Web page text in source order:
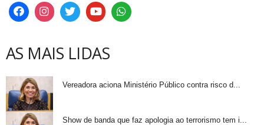
AS MAIS LIDAS
Vereadora aciona Ministério Público contra risco d...
Show de banda que faz apologia ao terrorismo tem i...